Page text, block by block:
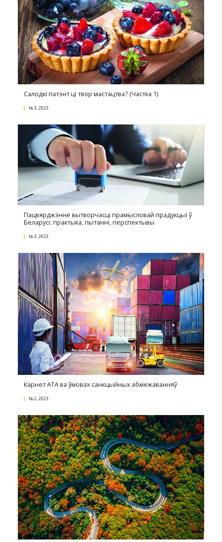
№ 4, 2023
Выплата дывідэндаў у арганізацыі: падатковыя
наступствы
Продаж гатовага бізнэсу: як пісьменна
актыў